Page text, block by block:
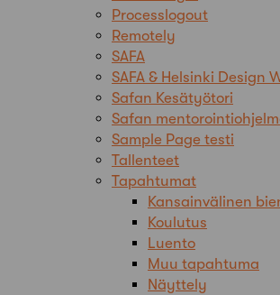
Processlogout
Remotely
SAFA
SAFA & Helsinki Design
Safan Kesätyötori
Safan
Sample Page testi
Tallenteet
Tapahtumat
Kansainvälinen
Koulutus
Luento
Muu tapahtuma
Näyttely